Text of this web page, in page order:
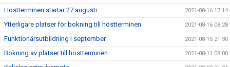
Höstterminen startar 27 augusti 2021-08-16 17:14
Ytterligare platser för bokning till höstterminen 2021-08-16 08:28
Funktionärsutbildning i september 2021-08-15 21:30
Bokning av platser till höstterminen 2021-08-11 08:00